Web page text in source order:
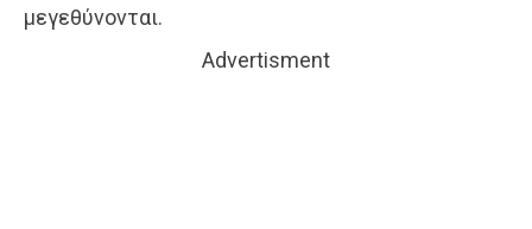
μεγεθύνονται.
Advertisment